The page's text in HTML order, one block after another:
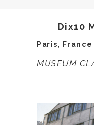
Dix10
Paris, France
MUSEUM